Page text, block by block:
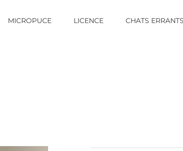
MICROPUCE LICENCE CHATS ERRANTS